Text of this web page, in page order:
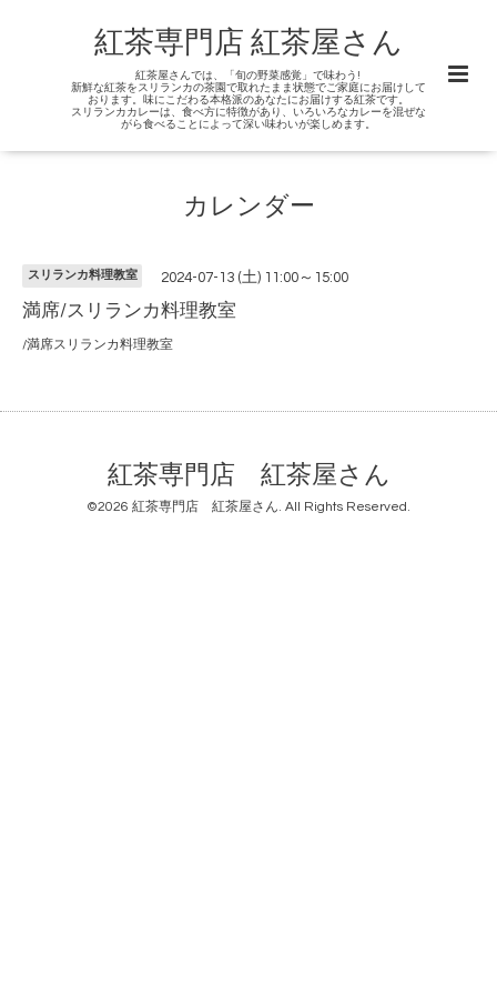
紅茶専門店 紅茶屋さん
紅茶屋さんでは、「旬の野菜感覚」で味わう!
新鮮な紅茶をスリランカの茶園で取れたまま状態でご家庭にお届けして
おります。味にこだわる本格派のあなたにお届けする紅茶です。
スリランカカレーは、食べ方に特徴があり、いろいろなカレーを混ぜな
がら食べることによって深い味わいが楽しめます。
カレンダー
スリランカ料理教室 2024-07-13 (土) 11:00～15:00
満席/スリランカ料理教室
/満席スリランカ料理教室
紅茶専門店 紅茶屋さん
©2026 紅茶専門店 紅茶屋さん. All Rights Reserved.